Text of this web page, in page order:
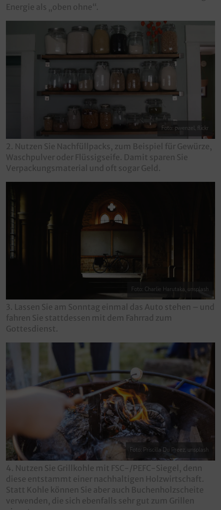
Energie als „oben ohne“.
Foto: pwenzel, flickr
2. Nutzen Sie Nachfüllpacks, zum Beispiel für Gewürze,
Waschpulver oder Flüssigseife. Damit sparen Sie
Verpackungsmaterial und oft sogar Geld.
Foto: Charlie Harutaka, unsplash
3. Lassen Sie am Sonntag einmal das Auto stehen – und
fahren Sie stattdessen mit dem Fahrrad zum
Gottesdienst.
Foto: Priscilla Du Preez, unsplash
4. Nutzen Sie Grillkohle mit FSC-/PEFC-Siegel, denn
diese entstammt einer nachhaltigen Holzwirtschaft.
Statt Kohle können Sie aber auch Buchenholzscheite
verwenden, die sich ebenfalls sehr gut zum Grillen